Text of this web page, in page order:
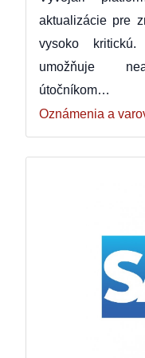
aktualizácie pre
vysoko
umožňuje
útočníkom…
Oznámenia a